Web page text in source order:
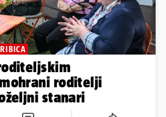
roditelji
stanari